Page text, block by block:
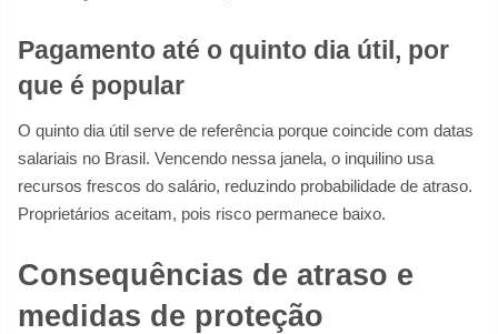
Pagamento até o quinto dia útil, por
que é popular
O quinto dia útil serve de referência porque coincide com datas
salariais no Brasil. Vencendo nessa janela, o inquilino usa
recursos frescos do salário, reduzindo probabilidade de atraso.
Proprietários aceitam, pois risco permanece baixo.
Consequências de atraso e
medidas de proteção